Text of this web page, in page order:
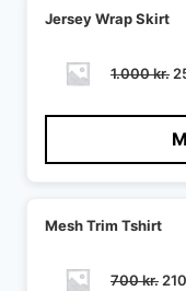
Jersey Wrap Skirt
1.000kr.
Mesh Trim Tshirt
700kr. Den
210